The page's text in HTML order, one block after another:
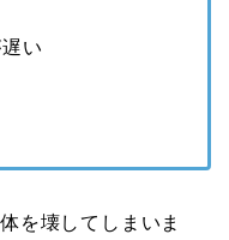
い
を壊してしまいま